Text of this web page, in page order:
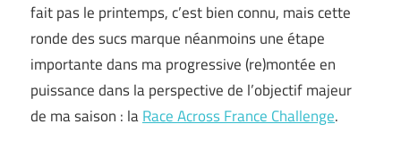
fait pas le printemps, c’est bien connu, mais cette
ronde des sucs marque néanmoins une étape
importante dans ma progressive (re)montée en
puissance dans la perspective de l’objectif majeur
de ma saison : laRace Across France Challenge.